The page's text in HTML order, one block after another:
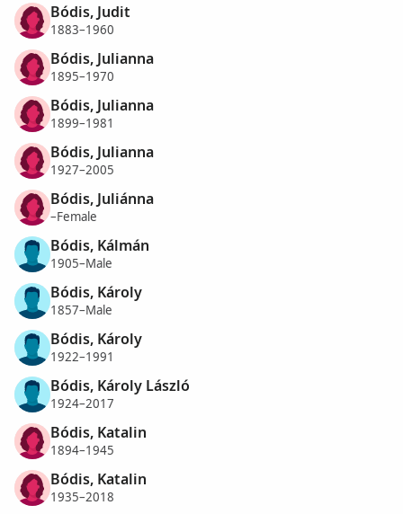
Bódis, Judit
1883–1960
Bódis, Julianna
1895–1970
Bódis, Julianna
1899–1981
Bódis, Julianna
1927–2005
Bódis, Juliánna
–Female
Bódis, Kálmán
1905–Male
Bódis, Károly
1857–Male
Bódis, Károly
1922–1991
Bódis, Károly László
1924–2017
Bódis, Katalin
1894–1945
Bódis, Katalin
1935–2018